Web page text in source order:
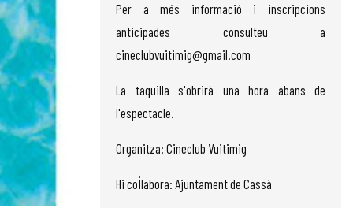
Per a més informació i inscripcions
anticipades consulteu a
cineclubvuitimig@gmail.com
La taquilla s'obrirà una hora abans de
l'espectacle.
Organitza: Cineclub Vuitimig
Hi col·labora: Ajuntament de Cassà